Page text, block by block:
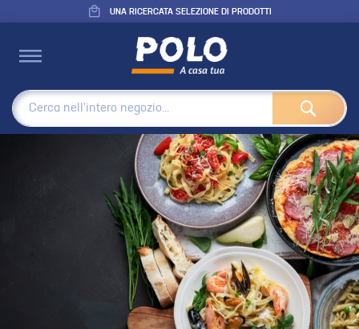
CONSEGNA RAPIDA CON CORRIERE REFRIGERATO
Cerca